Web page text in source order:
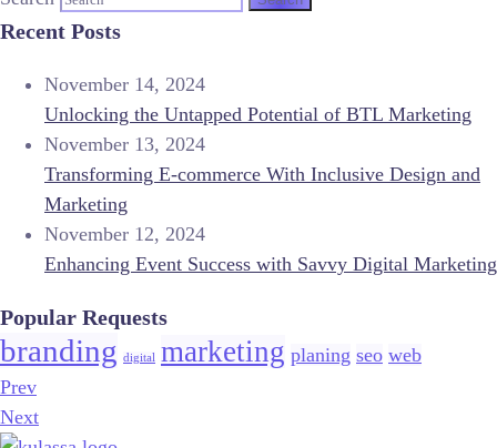
Recent Posts
November 14, 2024
Unlocking the Untapped Potential of BTL Marketing
November 13, 2024
Transforming E-commerce With Inclusive Design and
Marketing
November 12, 2024
Enhancing Event Success with Savvy Digital Marketing
Popular Requests
branding digital marketing planing seo web
Prev
Next